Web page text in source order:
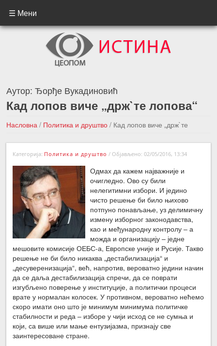
☰ Мени
Аутор:Ђорђе Вукадиновић
Кад лопов виче „држ`те лопова“
Насловна / Политика и друштво / Кад лопов виче „држ`те
лопова“
←Претходна вест
Следећа вест →
Категорија: Политика и друштво / Објављено: 02/05/2016, 13:34
Одмах да кажем најважније и
очигледно. Ово су били
нелегитимни избори. И једино
чисто решење би било њихово
потпуно понављање, уз делимичну
измену изборног законодавства,
као и међународну контролу – а
можда и организацију – једне
мешовите комисије ОЕБС-а, Европске уније и Русије. Такво
решење не би било никаква „дестабилизација“ и
„десуверенизација“, већ, напротив, вероватно једини начин
да се даља дестабилизација спречи, да се поврати
изгубљено поверење у институције, а политички процеси
врате у нормалан колосек. У противном, вероватно нећемо
скоро имати оно што је минимум минимума политичке
стабилности и реда – изборе у чији исход се не сумња и
који, са више или мање ентузијазма, признају све
заинтересоване стране.